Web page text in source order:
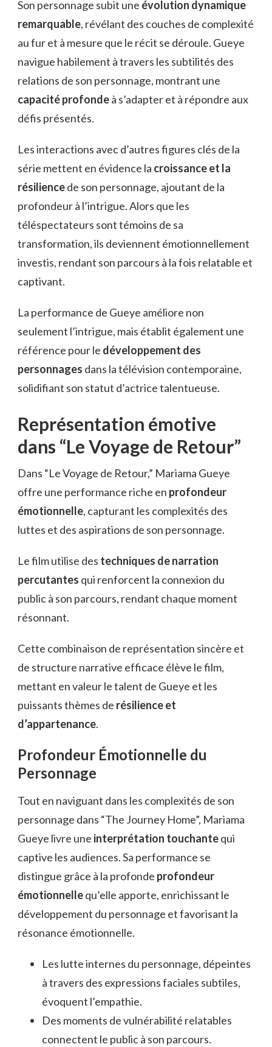
Son personnage subit une évolution dynamique
remarquable, révélant des couches de complexité
au fur et à mesure que le récit se déroule. Gueye
navigue habilement à travers les subtilités des
relations de son personnage, montrant une
capacité profondeà s’adapter et à répondre aux
défis présentés.
Les interactions avec d’autres figures clés de la
série mettent en évidence la croissance et la
résiliencede son personnage, ajoutant de la
profondeur à l’intrigue. Alors que les
téléspectateurs sont témoins de sa
transformation, ils deviennent émotionnellement
investis, rendant son parcours à la fois relatable et
captivant.
La performance de Gueye améliore non
seulement l’intrigue, mais établit également une
référence pour le développement des
personnages dans la télévision contemporaine,
solidifiant son statut d’actrice talentueuse.
Représentation émotive
dans “Le Voyage de Retour”
Dans “Le Voyage de Retour,” Mariama Gueye
offre une performance riche en profondeur
émotionnelle, capturant les complexités des
luttes et des aspirations de son personnage.
Le film utilise des techniques de narration
percutantes qui renforcent la connexion du
public à son parcours, rendant chaque moment
résonnant.
Cette combinaison de représentation sincère et
de structure narrative efficace élève le film,
mettant en valeur le talent de Gueye et les
puissants thèmes de résilience et
d’appartenance.
Profondeur Émotionnelle du
Personnage
Tout en naviguant dans les complexités de son
personnage dans “The Journey Home”, Mariama
Gueye livre une interprétation touchantequi
captive les audiences. Sa performance se
distingue grâce à la profonde profondeur
émotionnellequ’elle apporte, enrichissant le
développement du personnage et favorisant la
résonance émotionnelle.
Les lutte internes du personnage, dépeintes
à travers des expressions faciales subtiles,
évoquent l’empathie.
Des moments de vulnérabilité relatables
connectent le public à son parcours.